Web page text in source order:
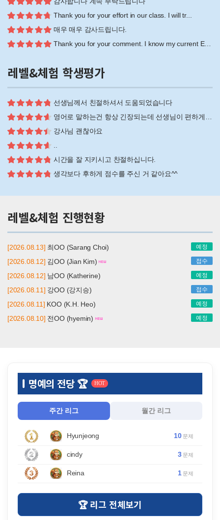
Thank you for your effort in our class. I will tr...
매우 매우 감사드립니다.
Thank you for your comment. I know my current Engl...
레벨&체험 학생평가
선생님께서 친절하셔서 도움되었습니다
영어로 말하는건 항상 긴장되는데 선생님이 편하게 대해주셔서 감사했습니다
강사님 괜찮아요
시간을 잘 지키시고 찬절하십니다.
생각보다 후하게 점수를 주신 거 같아요^^
레벨&체험 진행현황
[2026.08.13] 최OO (Sarang Choi) 예정
[2026.08.12] 김OO (Jian Kim) 접수
[2026.08.12] 남OO (Katherine) 예정
[2026.08.11] 강OO (강지승) 접수
[2026.08.11] KOO (K.H. Heo) 예정
[2026.08.10] 전OO (hyemin) 예정
명예의 전당 🏆 HOT
주간 리그 월간 리그
Hyunjeong 10문제
cindy 3문제
Reina 1문제
🏆 리그 전체보기